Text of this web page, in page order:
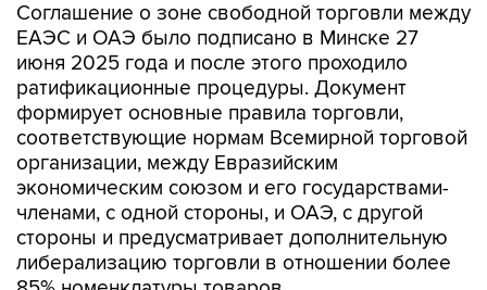
Соглашение о зоне свободной торговли между
ЕАЭС и ОАЭ было подписано в Минске 27
июня 2025 года и после этого проходило
ратификационные процедуры. Документ
формирует основные правила торговли,
соответствующие нормам Всемирной торговой
организации, между Евразийским
экономическим союзом и его государствами-
членами, с одной стороны, и ОАЭ, с другой
стороны и предусматривает дополнительную
либерализацию торговли в отношении более